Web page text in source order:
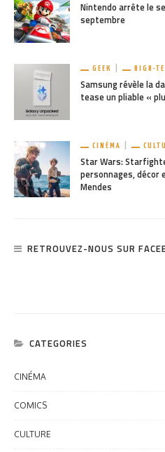
Nintendo arrête le
septembre
GEEK HIGH-
Samsung révèle la
tease un pliable «
CINÉMA
Star Wars:
personnages, décor
Mendes
RETROUVEZ-NOUS SUR
CATEGORIES
CINÉMA
COMICS
CULTURE